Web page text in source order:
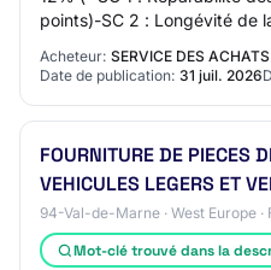
points)-SC 2 : Longévité de
proposés (50 points) -SC 3 :
Acheteur: SERVICE DES
Date de publication: 31 juil. 2026
FOURNITURE DE PIECES
VEHICULES LEGERS ET
94-Val-de-Marne · West Europe ·
Mot-clé trouvé dans la